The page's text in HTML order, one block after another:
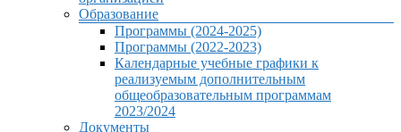
Образование
Программы (2024-2025)
Программы (2022-2023)
Календарные учебные графики к
реализуемым дополнительным
общеобразовательным программам
2023/2024
Документы